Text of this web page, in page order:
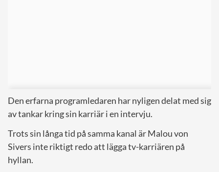
Den erfarna programledaren har nyligen delat med sig
av tankar kring sin karriär i en intervju.
Trots sin långa tid på samma kanal är Malou von
Sivers inte riktigt redo att lägga tv-karriären på
hyllan.